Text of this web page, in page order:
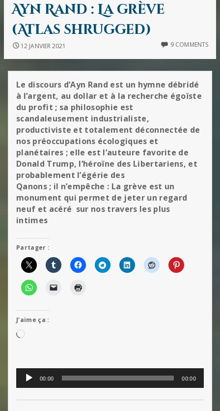
Ayn Rand : La grève
(Atlas shrugged)
12 JANVIER 2021 9 COMMENTS
Le discours d’Ayn Rand est un hymne débridé
à l’argent, au dollar et à la recherche égoïste
du profit ; sa philosophie est
scandaleusement industrialiste,
productiviste et totalement déconnectée de
nos préoccupations écologiques et
planétaires ; elle est l’auteure favorite de
Donald Trump, l’héroïne des Libertariens, et
probablement l’égérie des
Qanons ; il n’empêche : La grève est un
monument qui permet de jeter un regard
neuf et acéré sur nos travers les plus
intimes
Partager :
J’aime ça :
Chargement…
Lecteur
audio
00:00 00:00